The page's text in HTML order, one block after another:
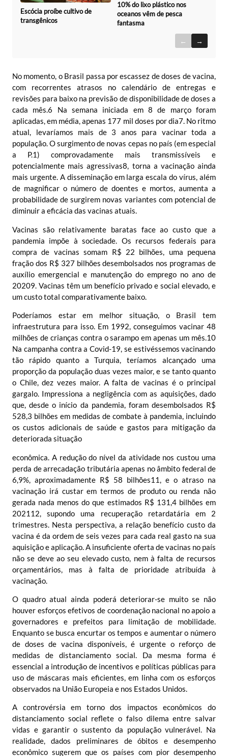
Escócia proíbe cultivo de
transgênicos
10% do lixo plástico nos
oceanos vêm de pesca
fantasma
← →
No momento, o Brasil passa por escassez de doses de vacina,
com recorrentes atrasos no calendário de entregas e
revisões para baixo na previsão de disponibilidade de doses a
cada mês.6 Na semana iniciada em 8 de março foram
aplicadas, em média, apenas 177 mil doses por dia7. No ritmo
atual, levaríamos mais de 3 anos para vacinar toda a
população. O surgimento de novas cepas no país (em especial
a P.1) comprovadamente mais transmissíveis e
potencialmente mais agressivas8, torna a vacinação ainda
mais urgente. A disseminação em larga escala do vírus, além
de magnificar o número de doentes e mortos, aumenta a
probabilidade de surgirem novas variantes com potencial de
diminuir a eficácia das vacinas atuais.
Vacinas são relativamente baratas face ao custo que a
pandemia impõe à sociedade. Os recursos federais para
compra de vacinas somam R$ 22 bilhões, uma pequena
fração dos R$ 327 bilhões desembolsados nos programas de
auxílio emergencial e manutenção do emprego no ano de
20209. Vacinas têm um benefício privado e social elevado, e
um custo total comparativamente baixo.
Poderíamos estar em melhor situação, o Brasil tem
infraestrutura para isso. Em 1992, conseguimos vacinar 48
milhões de crianças contra o sarampo em apenas um mês.10
Na campanha contra a Covid-19, se estivéssemos vacinando
tão rápido quanto a Turquia, teríamos alcançado uma
proporção da população duas vezes maior, e se tanto quanto
o Chile, dez vezes maior. A falta de vacinas é o principal
gargalo. Impressiona a negligência com as aquisições, dado
que, desde o início da pandemia, foram desembolsados R$
528,3 bilhões em medidas de combate à pandemia, incluindo
os custos adicionais de saúde e gastos para mitigação da
deteriorada situação
econômica. A redução do nível da atividade nos custou uma
perda de arrecadação tributária apenas no âmbito federal de
6,9%, aproximadamente R$ 58 bilhões11
, e o atraso na
vacinação irá custar em termos de produto ou renda não
gerada nada menos do que estimados R$ 131,4 bilhões em
2021 12 , supondo uma recuperação retardatária em 2
trimestres. Nesta perspectiva, a relação benefício custo da
vacina é da ordem de seis vezes para cada real gasto na sua
aquisição e aplicação. A insuficiente oferta de vacinas no país
não se deve ao seu elevado custo, nem à falta de recursos
orçamentários, mas à falta de prioridade atribuída à
vacinação.
O quadro atual ainda poderá deteriorar-se muito se não
houver esforços efetivos de coordenação nacional no apoio a
governadores e prefeitos para limitação de mobilidade.
Enquanto se busca encurtar os tempos e aumentar o número
de doses de vacina disponíveis, é urgente o reforço de
medidas de distanciamento social. Da mesma forma é
essencial a introdução de incentivos e políticas públicas para
uso de máscaras mais eficientes, em linha com os esforços
observados na União Europeia e nos Estados Unidos.
A controvérsia em torno dos impactos econômicos do
distanciamento social reflete o falso dilema entre salvar
vidas e garantir o sustento da população vulnerável. Na
realidade, dados preliminares de óbitos e desempenho
econômico sugerem que os países com pior desempenho